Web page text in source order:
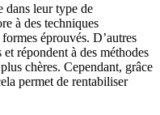
dans leur type de
à des techniques
éprouvés. D’autres
répondent à des méthodes
chères. Cependant, grâce
permet de rentabiliser